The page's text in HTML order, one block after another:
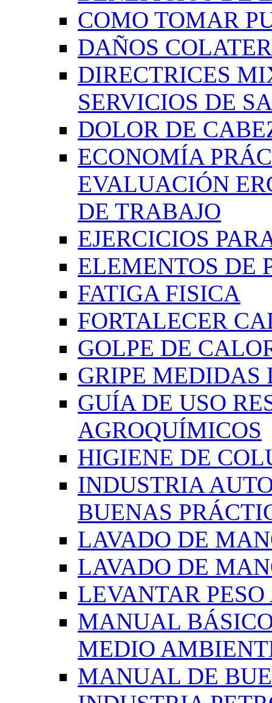
COMO TOMAR
DAÑOS
DIRECTRICES
SERVICIOS DE
DOLOR DE
ECONOMÍA
EVALUACIÓN
DE TRABAJO
EJERCICIOS
ELEMENTOS DE
FATIGA FISICA
FORTALECER
GOLPE DE
GRIPE MEDIDAS
GUÍA DE USO
AGROQUÍMICOS
HIGIENE DE
INDUSTRIA
BUENAS
LAVADO DE
LAVADO DE
LEVANTAR
MANUAL
MEDIO
MANUAL DE